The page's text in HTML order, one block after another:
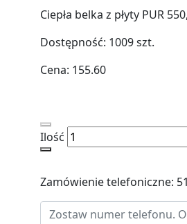
Ciepła belka z płyty PUR
Dostępność: 1009szt.
Cena: 155.60
Ilość
Zamówienie telefoniczne: